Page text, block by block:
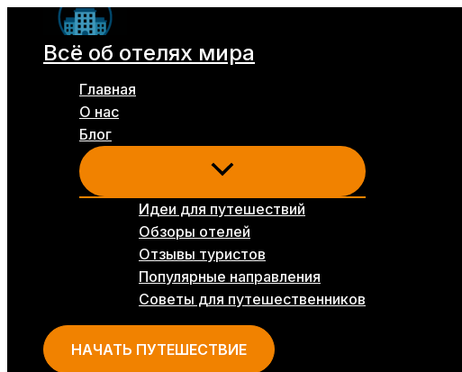
Перейти
содержимому
Всё об отелях мира
Главная
О нас
Блог
Идеи для путешествий
Обзоры отелей
Отзывы туристов
Популярные направления
Советы для путешественников
НАЧАТЬ ПУТЕШЕСТВИЕ